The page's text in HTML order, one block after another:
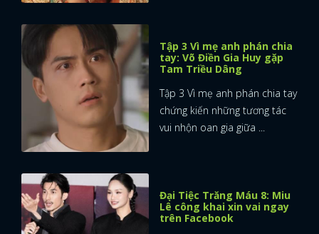
Tập 3 Vì mẹ anh phán chia
tay: Võ Điền Gia Huy gặp
Tam Triều Dâng
Tập 3 Vì mẹ anh phán chia tay
chứng kiến những tương tác
vui nhộn oan gia giữa ...
Đại Tiệc Trăng Máu 8: Miu
Lê công khai xin vai ngay
trên Facebook